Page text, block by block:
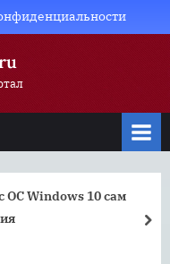
ОС Windows 10 сам